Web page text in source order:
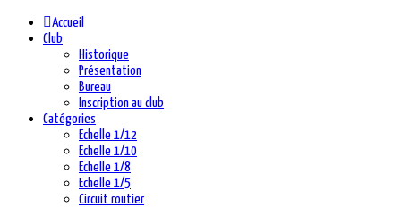
Accueil
Club
Historique
Présentation
Bureau
Inscription au club
Catégories
Echelle 1/12
Echelle 1/10
Echelle 1/8
Echelle 1/5
Circuit routier
précédente
précédent
suivante
suivant